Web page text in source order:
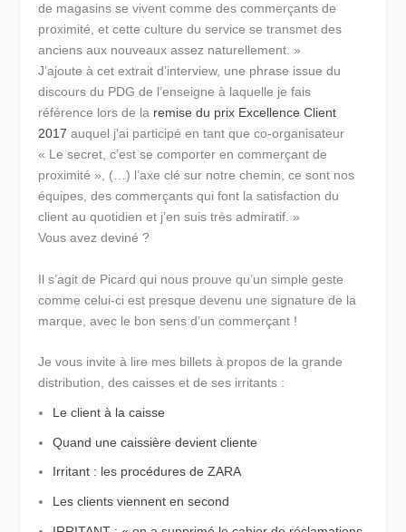
de magasins se vivent comme des commerçants de
proximité, et cette culture du service se transmet des
anciens aux nouveaux assez naturellement. »
J’ajoute à cet extrait d’interview, une phrase issue du
discours du PDG de l’enseigne à laquelle je fais
référence lors de la remise du prix Excellence Client
2017 auquel j’ai participé en tant que co-organisateur
« Le secret, c’est se comporter en commerçant de
proximité », (…) l’axe clé sur notre chemin, ce sont nos
équipes, des commerçants qui font la satisfaction du
client au quotidien et j’en suis très admiratif. »
Vous avez deviné ?
Il s’agit de Picard qui nous prouve qu’un simple geste
comme celui-ci est presque devenu une signature de la
marque, avec le bon sens d’un commerçant !
Je vous invite à lire mes billets à propos de la grande
distribution, des caisses et de ses irritants :
Le client à la caisse
Quand une caissière devient cliente
Irritant : les procédures de ZARA
Les clients viennent en second